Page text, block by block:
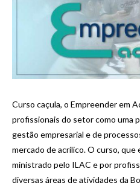
Curso caçula, o Empreender em
profissionais do setor como uma
gestão empresarial e de
mercado de acrílico. O curso, que
ministrado pelo ILAC e por
diversas áreas de atividades da